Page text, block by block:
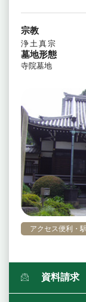
アクセス便利・
宗教
浄土真宗
墓地形態
寺院墓地
資料請求